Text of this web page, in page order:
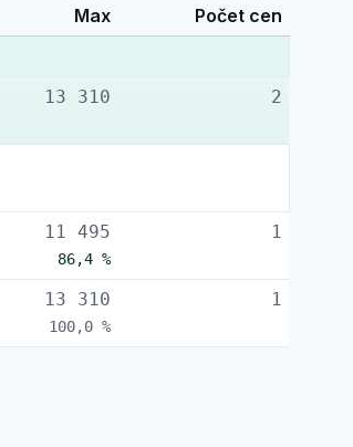
Max
Počet cen
13 310 2
11 495
86,4 %
1
13 310
100,0 %
1